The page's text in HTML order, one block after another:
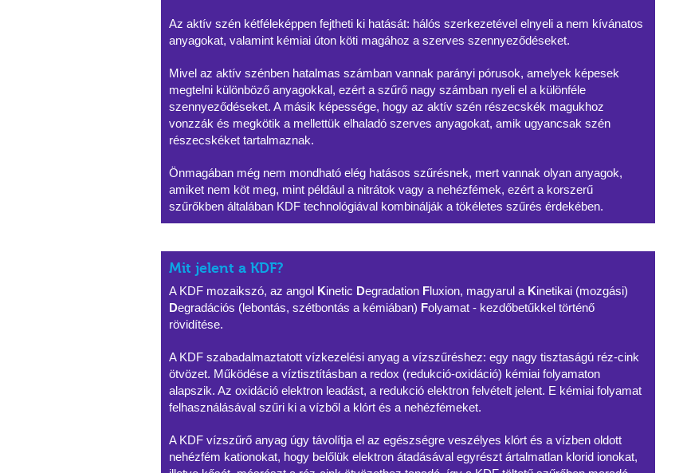
Az aktív szén kétféleképpen fejtheti ki hatását: hálós szerkezetével elnyeli a nem kívánatos
anyagokat, valamint kémiai úton köti magához a szerves szennyeződéseket.
Mivel az aktív szénben hatalmas számban vannak parányi pórusok, amelyek képesek
megtelni különböző anyagokkal, ezért a szűrő nagy számban nyeli el a különféle
szennyeződéseket. A másik képessége, hogy az aktív szén részecskék magukhoz
vonzzák és megkötik a mellettük elhaladó szerves anyagokat, amik ugyancsak szén
részecskéket tartalmaznak.
Önmagában még nem mondható elég hatásos szűrésnek, mert vannak olyan anyagok,
amiket nem köt meg, mint például a nitrátok vagy a nehézfémek, ezért a korszerű
szűrőkben általában KDF technológiával kombinálják a tökéletes szűrés érdekében.
Mit jelent a KDF?
A KDF mozaikszó, az angol Kinetic Degradation Fluxion, magyarul a Kinetikai (mozgási)
Degradációs (lebontás, szétbontás a kémiában) Folyamat - kezdőbetűkkel történő
rövidítése.
A KDF szabadalmaztatott vízkezelési anyag a vízszűréshez: egy nagy tisztaságú réz-cink
ötvözet. Működése a víztisztításban a redox (redukció-oxidáció) kémiai folyamaton
alapszik. Az oxidáció elektron leadást, a redukció elektron felvételt jelent. E kémiai folyamat
felhasználásával szűri ki a vízből a klórt és a nehézfémeket.
A KDF vízszűrő anyag úgy távolítja el az egészségre veszélyes klórt és a vízben oldott
nehézfém kationokat, hogy belőlük elektron átadásával egyrészt ártalmatlan klorid ionokat,